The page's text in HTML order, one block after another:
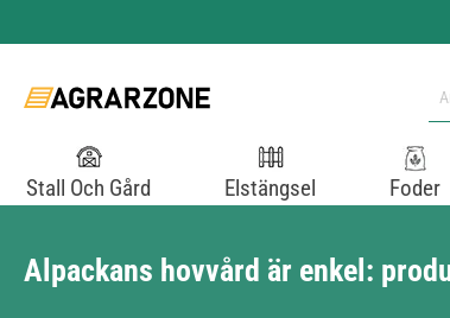
Stall Och Gård Elstängsel Foder
Alpackans hovvård är enkel: